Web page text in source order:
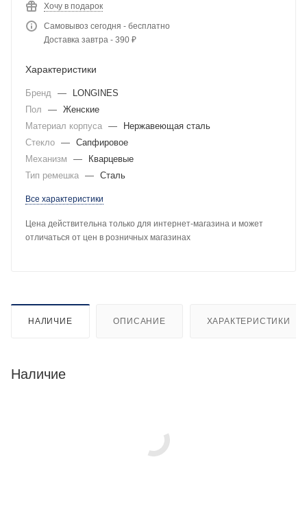
Хочу в подарок
Самовывоз сегодня - бесплатно
Доставка завтра - 390 ₽
Характеристики
Бренд —
LONGINES
Пол
— Женские
Материал корпуса —
Нержавеющая сталь
Стекло — Сапфировое
Механизм
—
Кварцевые
Тип ремешка — Сталь
Все характеристики
Цена действительна только для интернет-магазина и может
отличаться от цен в розничных магазинах
НАЛИЧИЕ ОПИСАНИЕ ХАРАКТЕРИСТИКИ
Наличие